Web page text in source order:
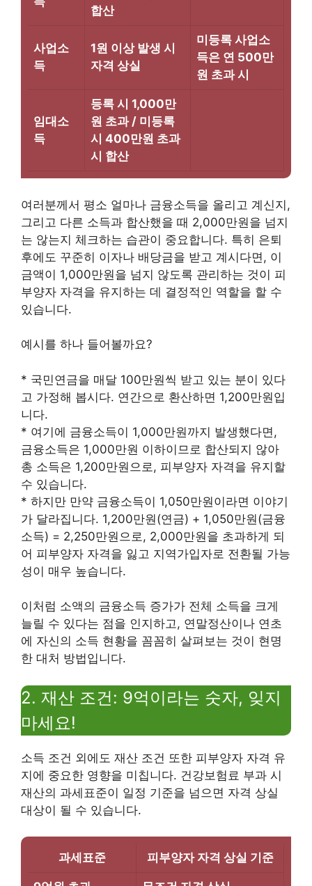
합산
사업소
득
1원 이상 발생 시
자격 상실
미등록 사업소
득은 연 500만
원 초과 시
임대소
득
등록 시 1,000만
원 초과 / 미등록
시 400만원 초과
시 합산
여러분께서 평소 얼마나 금융소득을 올리고 계신지,
그리고 다른 소득과 합산했을 때 2,000만원을 넘지
는 않는지 체크하는 습관이 중요합니다. 특히 은퇴
후에도 꾸준히 이자나 배당금을 받고 계시다면, 이
금액이 1,000만원을 넘지 않도록 관리하는 것이 피
부양자 자격을 유지하는 데 결정적인 역할을 할 수
있습니다.
예시를 하나 들어볼까요?
* 국민연금을 매달 100만원씩 받고 있는 분이 있다
고 가정해 봅시다. 연간으로 환산하면 1,200만원입
니다.
* 여기에 금융소득이 1,000만원까지 발생했다면,
금융소득은 1,000만원 이하이므로 합산되지 않아
총 소득은 1,200만원으로, 피부양자 자격을 유지할
수 있습니다.
* 하지만 만약 금융소득이 1,050만원이라면 이야기
가 달라집니다. 1,200만원(연금) + 1,050만원(금융
소득) = 2,250만원으로, 2,000만원을 초과하게 되
어 피부양자 자격을 잃고 지역가입자로 전환될 가능
성이 매우 높습니다.
이처럼 소액의 금융소득 증가가 전체 소득을 크게
늘릴 수 있다는 점을 인지하고, 연말정산이나 연초
에 자신의 소득 현황을 꼼꼼히 살펴보는 것이 현명
한 대처 방법입니다.
2. 재산 조건: 9억이라는 숫자, 잊지
마세요!
소득 조건 외에도 재산 조건 또한 피부양자 자격 유
지에 중요한 영향을 미칩니다. 건강보험료 부과 시
재산의 과세표준이 일정 기준을 넘으면 자격 상실
대상이 될 수 있습니다.
과세표준 피부양자 자격 상실 기준